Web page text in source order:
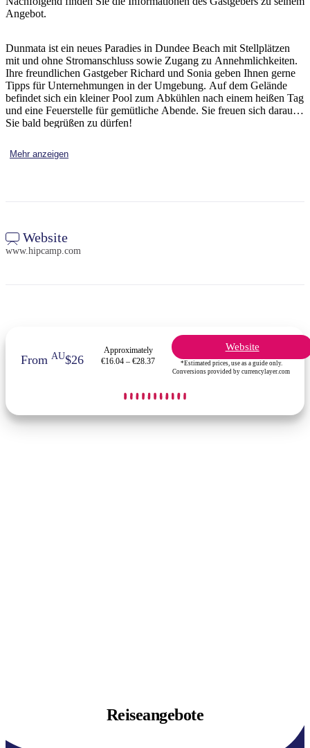
Angebot.
Dunmata ist ein neues Paradies in Dundee Beach mit Stellplätzen
mit und ohne Stromanschluss sowie Zugang zu Annehmlichkeiten.
Ihre freundlichen Gastgeber Richard und Sonia geben Ihnen gerne
Tipps für Unternehmungen in der Umgebung. Auf dem Gelände
befindet sich ein kleiner Pool zum Abkühlen nach einem heißen Tag
und eine Feuerstelle für gemütliche Abende. Sie freuen sich darauf,
Sie bald begrüßen zu dürfen!
Mehr anzeigen
Website
www.hipcamp.com
From AU$26
Approximately
€16.04 – €28.37
Website
*Estimated prices, use as a guide only.
Conversions provided by currencylayer.com
Reiseangebote